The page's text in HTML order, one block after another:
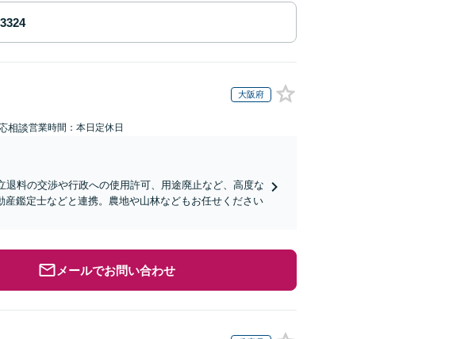
大阪府
相談営業時間：本日定休日
退料の交渉や行政への使用許可、用途廃止など、高度な
鑑定士などと連携。農地や山林などもお任せください
メールでお問い合わせ